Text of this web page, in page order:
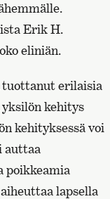
Erik H.
eliniän.
tuottanut erilaisia
kehitys
kehityksessä voi
auttaa
poikkeamia
lapsella